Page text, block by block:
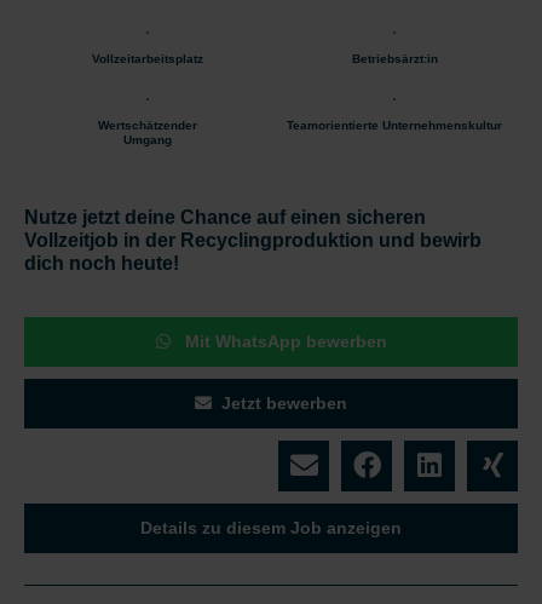
Vollzeitarbeitsplatz Betriebsärzt:in
Wertschätzender
Umgang
Teamorientierte Unternehmenskultur
Nutze jetzt deine Chance auf einen sicheren
Vollzeitjob in der Recyclingproduktion und bewirb
dich noch heute!
Mit WhatsApp bewerben
Jetzt bewerben
Details zu diesem Job anzeigen